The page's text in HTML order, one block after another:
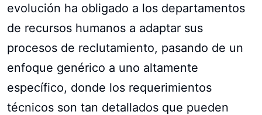
evolución ha obligado a los departamentos
de recursos humanos a adaptar sus
procesos de reclutamiento, pasando de un
enfoque genérico a uno altamente
específico, donde los requerimientos
técnicos son tan detallados que pueden